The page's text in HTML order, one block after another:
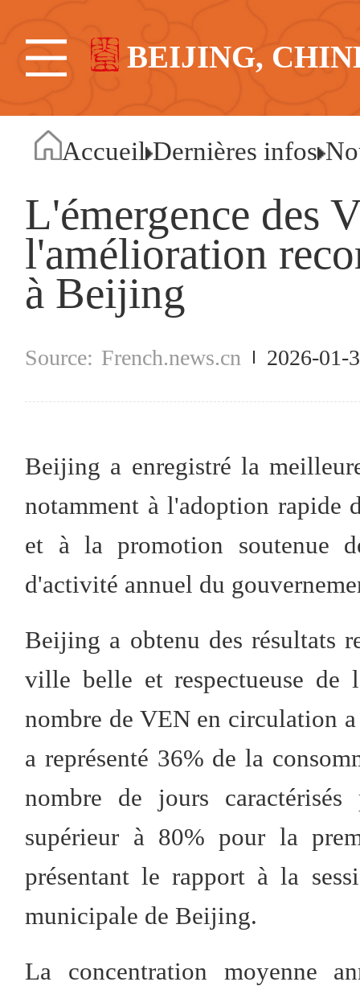
BEIJING,
Accueil Dernières infos
L'émergence des
l'amélioration
à Beijing
French.news.cn 2026-01-
Beijing a enregistré la
notamment à l'adoption rapide
et à la promotion soutenue
d'activité annuel du
Beijing a obtenu des résultats
ville belle et respectueuse de
nombre de VEN en circulation
a représenté 36% de la
nombre de jours
supérieur à 80% pour la
présentant le rapport à la
municipale de Beijing.
La concentration moyenne